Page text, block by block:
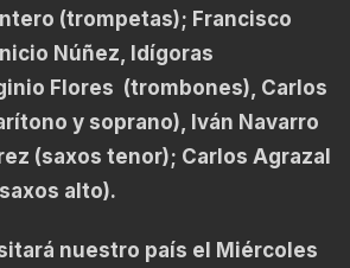
(trompetas); Francisco
Núñez, Idígoras
Flores (trombones), Carlos
y soprano), Iván Navarro
(saxos tenor); Carlos Agrazal
alto).
nuestro país el Miércoles